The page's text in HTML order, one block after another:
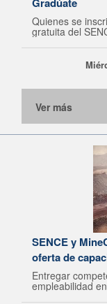
Quienes se
gratuita del
Ver más
SENCE y
oferta de
Entregar
empleabilidad